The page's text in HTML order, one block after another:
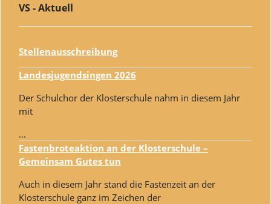
VS - Aktuell
Stellenausschreibung
Landesjugendsingen 2026
Der Schulchor der Klosterschule nahm in diesem Jahr
mit
...
Fastenbroteaktion an der Klosterschule –
Gemeinsam Gutes tun
Auch in diesem Jahr stand die Fastenzeit an der
Klosterschule ganz im Zeichen der